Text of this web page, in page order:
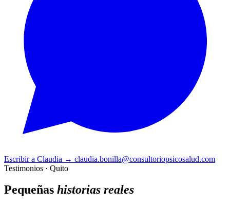
Escribir a Claudia → claudia.bonilla@consultoriopsicosalud.com
Testimonios · Quito
Pequeñas historias reales